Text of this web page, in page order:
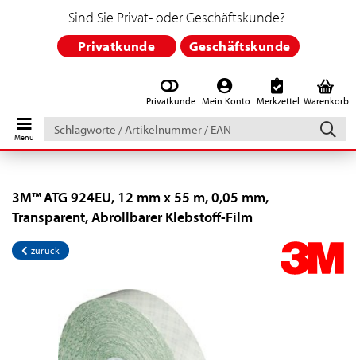
Privatkunde Mein Konto Merkzettel Warenkorb
Schlagworte
/
Artikelnummer
EAN
Sind Sie Privat- oder Geschäftskunde?
Privatkunde Geschäftskunde
3M™ ATG 924EU, 12 mm x 55 m, 0,05 mm,
Transparent, Abrollbarer Klebstoff-Film
zurück